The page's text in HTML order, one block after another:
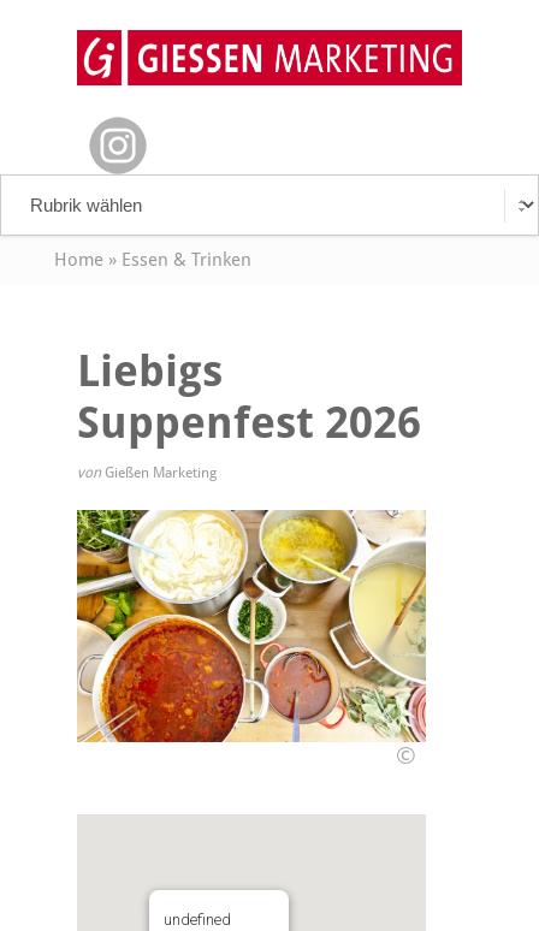
Home» Essen & Trinken
Liebigs
Suppenfest 2026
von Gießen Marketing
©
undefined